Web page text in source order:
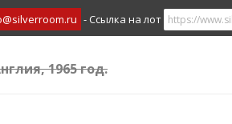
- Ссылка на лот
1965 год.